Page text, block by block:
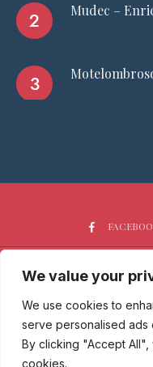
We value your
We use cookies to
serve personalised ads
By clicking "Accept
cookies.
Mudec –
HOME CHI SIAMO
Passione Gourmet è una
Tribunale di Milano con n°